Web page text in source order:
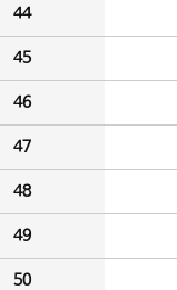
44
45
46
47
48
49
50